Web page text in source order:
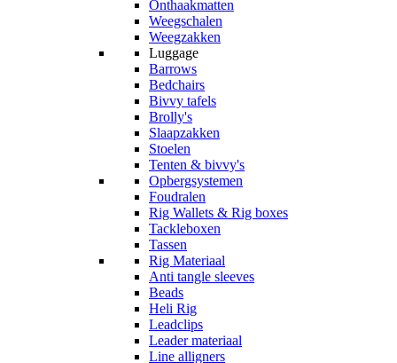
Onthaakmatten
Weegschalen
Weegzakken
Luggage
Barrows
Bedchairs
Bivvy tafels
Brolly's
Slaapzakken
Stoelen
Tenten & bivvy's
Opbergsystemen
Foudralen
Rig Wallets & Rig boxes
Tackleboxen
Tassen
Rig Materiaal
Anti tangle sleeves
Beads
Heli Rig
Leadclips
Leader materiaal
Line alligners